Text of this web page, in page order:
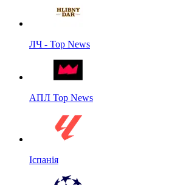
ЛЧ - Top News
АПЛ Top News
Іспанія